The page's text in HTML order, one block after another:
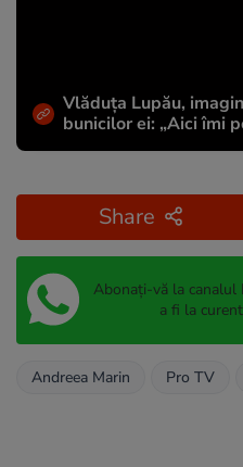
Vlăduța Lupău,
bunicilor ei: „Aici îmi
Share
Abonați-vă la
a fi la
Andreea Marin Pro TV